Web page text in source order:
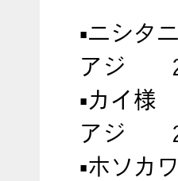
▪︎ニシタ
アジ
▪︎カイ様
アジ
▪︎ホソカ